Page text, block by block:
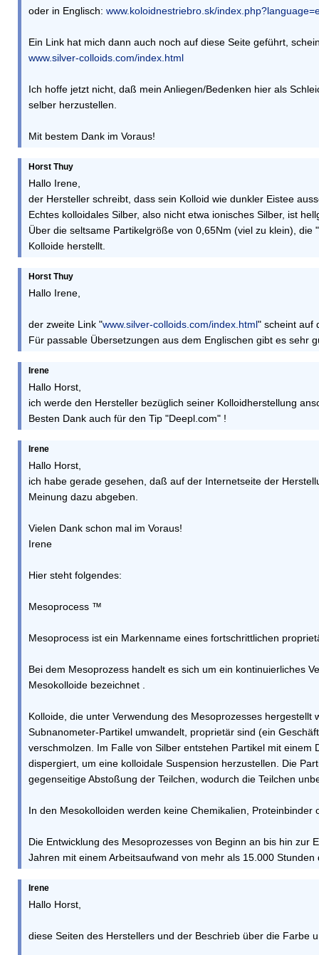
oder in Englisch: www.koloidnestriebro.sk/
Ein Link hat mich dann auch noch auf diese Seite geführt,
www.silver-colloids.com/index.html
Ich hoffe jetzt nicht, daß mein Anliegen/Bedenken hier als
selber herzustellen.
Mit bestem Dank im Voraus!
Horst Thuy
Hallo Irene,
der Hersteller schreibt, dass sein Kolloid wie dunkler Eistee
Echtes kolloidales Silber, also nicht etwa ionisches Silber, ist
Über die seltsame Partikelgröße von 0,65Nm (viel zu klein),
Kolloide herstellt.
Horst Thuy
Hallo Irene,
der zweite Link "www.silver-colloids.com/index.html" scheint auf
Für passable Übersetzungen aus dem Englischen gibt es sehr
Irene
Hallo Horst,
ich werde den Hersteller bezüglich seiner Kolloidherstellung
Besten Dank auch für den Tip "Deepl.com" !
Irene
Hallo Horst,
ich habe gerade gesehen, daß auf der Internetseite der
Meinung dazu abgeben.
Vielen Dank schon mal im Voraus!
Irene
Hier steht folgendes:
Mesoprocess ™
Mesoprocess ist ein Markenname eines fortschrittlichen
Bei dem Mesoprozess handelt es sich um ein kontinuierliches
Mesokolloide bezeichnet .
Kolloide, die unter Verwendung des Mesoprozesses
Subnanometer-Partikel umwandelt, proprietär sind (ein
verschmolzen. Im Falle von Silber entstehen Partikel mit
dispergiert, um eine kolloidale Suspension herzustellen. Die
gegenseitige Abstoßung der Teilchen, wodurch die Teilchen
In den Mesokolloiden werden keine Chemikalien,
Die Entwicklung des Mesoprozesses von Beginn an bis hin
Jahren mit einem Arbeitsaufwand von mehr als 15.000 Stunden
Irene
Hallo Horst,
diese Seiten des Herstellers und der Beschrieb über die Farbe